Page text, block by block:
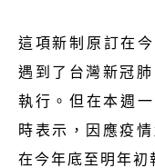
這項新制原訂在
遇到了台灣新冠
執行。但在本週
時表示，因應疫
在今年底至明年初